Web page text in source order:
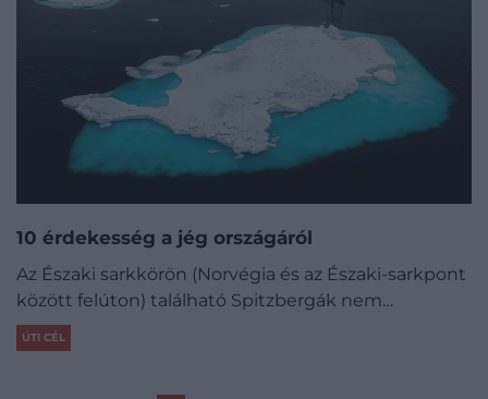
10 érdekesség a jég országáról
Az Északi sarkkörön (Norvégia és az Északi-sarkpont
között felúton) található Spitzbergák nem…
ÚTI CÉL